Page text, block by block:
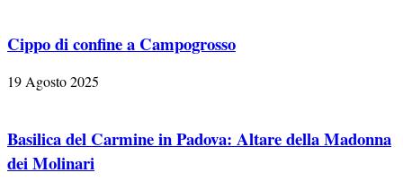
Cippo di confine a Campogrosso
19 Agosto 2025
Basilica del Carmine in Padova: Altare della Madonna
dei Molinari